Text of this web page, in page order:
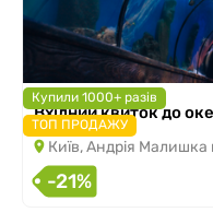
Купили 1000+ разів
ТОП ПРОДАЖУ
Вхідний квиток до
Київ, Андрія Малишка
-21%